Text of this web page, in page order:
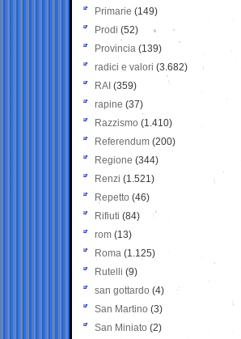
Primarie (149)
Prodi (52)
Provincia (139)
radici e valori (3.682)
RAI (359)
rapine (37)
Razzismo (1.410)
Referendum (200)
Regione (344)
Renzi (1.521)
Repetto (46)
Rifiuti (84)
rom (13)
Roma (1.125)
Rutelli (9)
san gottardo (4)
San Martino (3)
San Miniato (2)